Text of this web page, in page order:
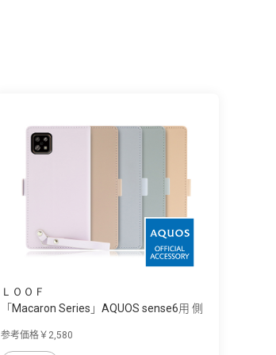
ＬＯＯＦ
「Macaron Series」AQUOS sense6用 側
参考価格￥2,580